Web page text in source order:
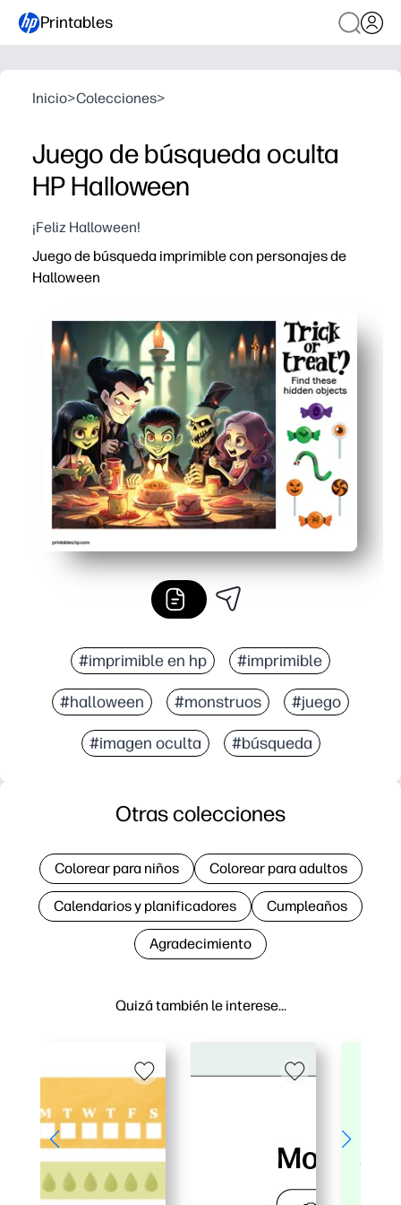
Printables
Inicio>Colecciones>
Juego de búsqueda oculta
HP Halloween
¡Feliz Halloween!
Juego de búsqueda imprimible con personajes de
Halloween
#imprimible en hp #imprimible
#halloween #monstruos #juego
#imagen oculta #búsqueda
Quizá también le interese…
Otras colecciones
Colorear para niños Colorear para adultos
Calendarios y planificadores Cumpleaños
Agradecimiento